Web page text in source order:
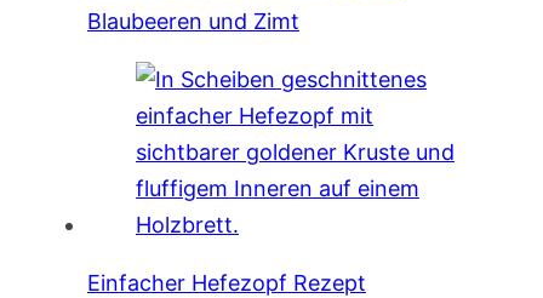
Blaubeeren und Zimt
Einfacher Hefezopf Rezept